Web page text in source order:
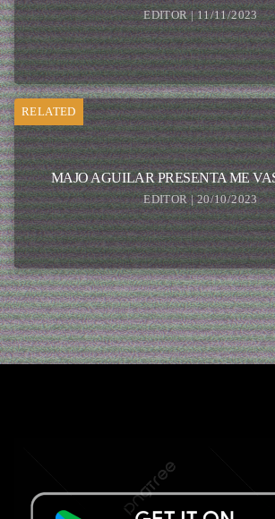
EDITOR | 11/11/2023
RELATED
MAJO AGUILAR PRESENTA ME
EDITOR | 20/10/2023